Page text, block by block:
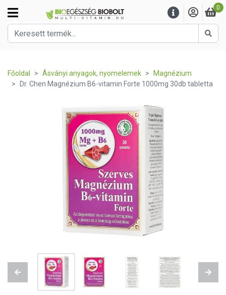
0
Főoldal Ásványi anyagok, nyomelemek
Magnézium
Dr. Chen Magnézium B6-vitamin Forte 1000mg 30db tabletta
Previous Next